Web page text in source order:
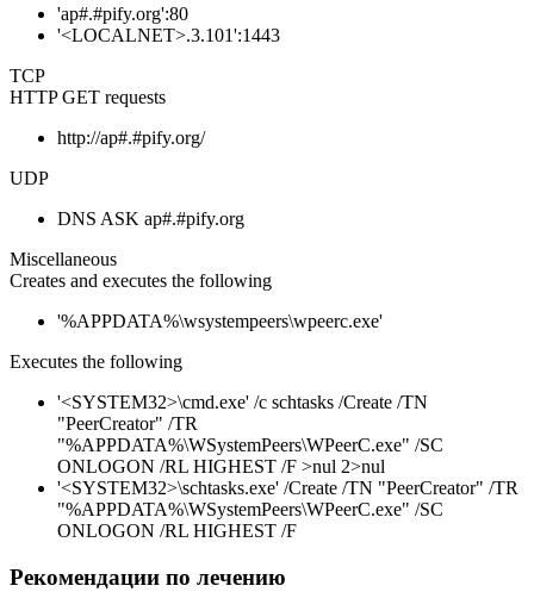
'ap#.#pify.org':80
'<LOCALNET>.3.101':1443
TCP
HTTP GET requests
http://ap#.#pify.org/
UDP
DNS ASK ap#.#pify.org
Miscellaneous
Creates and executes the following
'%APPDATA%\wsystempeers\wpeerc.exe'
Executes the following
'<SYSTEM32>\cmd.exe' /c schtasks /Create /TN
"PeerCreator" /TR
"%APPDATA%\WSystemPeers\WPeerC.exe" /SC
ONLOGON /RL HIGHEST /F >nul 2>nul
'<SYSTEM32>\schtasks.exe' /Create /TN "PeerCreator" /TR
"%APPDATA%\WSystemPeers\WPeerC.exe" /SC
ONLOGON /RL HIGHEST /F
Рекомендации по лечению